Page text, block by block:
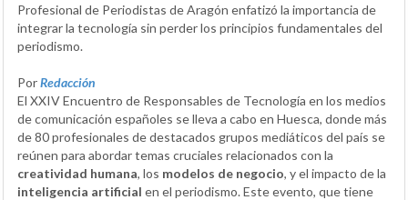
Profesional de Periodistas de Aragón enfatizó la importancia de
integrar la tecnología sin perder los principios fundamentales del
periodismo.
PorRedacción
El XXIV Encuentro de Responsables de Tecnología en los medios
de comunicación españoles se lleva a cabo en Huesca, donde más
de 80 profesionales de destacados grupos mediáticos del país se
reúnen para abordar temas cruciales relacionados con la
creatividad humana, los modelos de negocio, y el impacto de la
inteligencia artificial en el periodismo. Este evento, que tiene